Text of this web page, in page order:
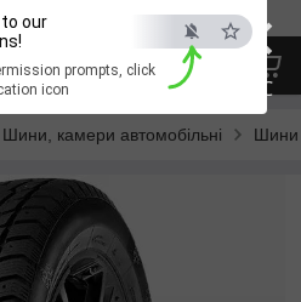
×
ESC
our
prompts, click
icon
Шини, камери автомобільні Шини